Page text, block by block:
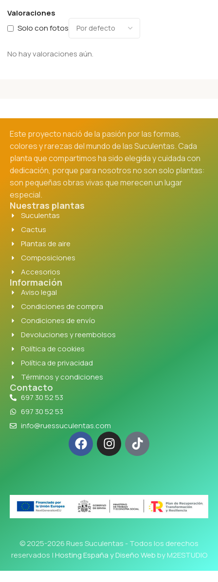
Valoraciones
Solo con fotos
No hay valoraciones aún.
Este proyecto nació de la pasión por las formas,
colores y rarezas del mundo de las Suculentas. Cada
planta que compartimos ha sido elegida y cuidada con
dedicación, porque para nosotros no son solo plantas:
son pequeñas obras vivas que merecen un lugar
especial.
Nuestras plantas
Suculentas
Cactus
Plantas de aire
Composiciones
Accesorios
Información
Aviso legal
Condiciones de compra
Condiciones de envío
Devoluciones y reembolsos
Política de cookies
Política de privacidad
Términos y condiciones
Contacto
697 30 52 53
697 30 52 53
info@ruessuculentas.com
© 2025-2026 Rues Suculentas - Todos los derechos
reservados |Hosting España y Diseño Webby M2ESTUDIO